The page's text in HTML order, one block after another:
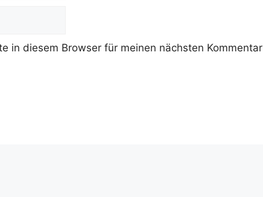
in diesem Browser für meinen nächsten Kommentar